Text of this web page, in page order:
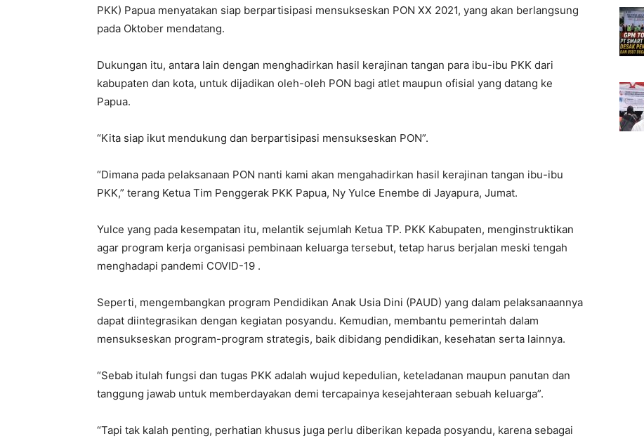
PKK) Papua menyatakan siap berpartisipasi mensukseskan PON XX 2021, yang akan berlangsung
pada Oktober mendatang.
Dukungan itu, antara lain dengan menghadirkan hasil kerajinan tangan para ibu-ibu PKK dari
kabupaten dan kota, untuk dijadikan oleh-oleh PON bagi atlet maupun ofisial yang datang ke
Papua.
“Kita siap ikut mendukung dan berpartisipasi mensukseskan PON”.
“Dimana pada pelaksanaan PON nanti kami akan mengahadirkan hasil kerajinan tangan ibu-ibu
PKK,” terang Ketua Tim Penggerak PKK Papua, Ny Yulce Enembe di Jayapura, Jumat.
Yulce yang pada kesempatan itu, melantik sejumlah Ketua TP. PKK Kabupaten, menginstruktikan
agar program kerja organisasi pembinaan keluarga tersebut, tetap harus berjalan meski tengah
menghadapi pandemi COVID-19 .
Seperti, mengembangkan program Pendidikan Anak Usia Dini (PAUD) yang dalam pelaksanaannya
dapat diintegrasikan dengan kegiatan posyandu. Kemudian, membantu pemerintah dalam
mensukseskan program-program strategis, baik dibidang pendidikan, kesehatan serta lainnya.
“Sebab itulah fungsi dan tugas PKK adalah wujud kepedulian, keteladanan maupun panutan dan
tanggung jawab untuk memberdayakan demi tercapainya kesejahteraan sebuah keluarga”.
“Tapi tak kalah penting, perhatian khusus juga perlu diberikan kepada posyandu, karena sebagai